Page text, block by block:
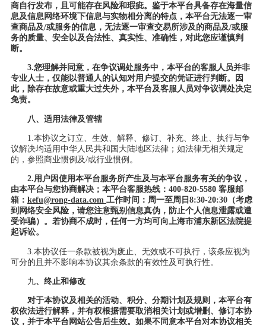
商自行发布，且可能存在风险和瑕疵。鉴于本平台具备存在海量信
息及信息网络环境下信息与实物相分离的特点， 本平台无法逐一审
查商品及/或服务的信息，无法逐一审查交易所涉及的商品及/或服
务的质量、安全以及合法性、真实性、准确性，对此您应谨慎判
断。
3.您理解并同意，在争议调处服务中， 本平台的客服人员并非
专业人士，仅能以普通人的认知对用户提交的凭证进行判断。因
此，除存在故意或重大过失外， 本平台及客服人员对争议调处决定
免责。
八、 适用法律及管辖
1. 本协议之订立、生效、解释、修订、补充、终止、执行与争
议解决均适用中华人民共和国大陆地区法律；如法律无相关规定
的，参照商业惯例及/或行业惯例。
2.用户因使用本平台服务所产生及与本平台服务有关的争议，
由本平台与您协商解决； 本平台客服热线： 400-820-5580 客服邮
箱： kefu@rong-data.com 工作时间：周一至周日 8:30-20:30（考虑
到网络安全风险， 请您注意甄别信息真伪，防止个人信息泄露或遭
受诈骗） 。 若协商不成时，任何一方均可向上海市浦东新区法院提
起诉讼。
3. 本协议任一条款被视为废止、无效或不可执行，该条应视为
可分的且并不影响本协议其余条款的有效性及可执行性。
九、终止和修改
对于本协议及相关的活动、积分、分期计划及规则，本平台有
权依法进行解释，并有权根据需要取消相关计划或增删、修订本协
议，并于本平台网站公告后生效。如果不同意本平台对本协议相关